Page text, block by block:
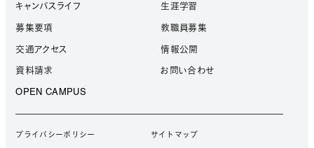
キャンパスライフ
募集要項
交通アクセス
資料請求
OPEN CAMPUS
生涯学習
教職員募集
情報公開
お問い合わせ
プライバシーポリシー サイトマップ